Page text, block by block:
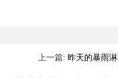
上一篇: 昨天的暴雨